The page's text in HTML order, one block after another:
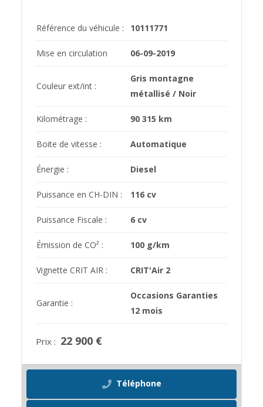
Référence du véhicule : 10111771
Mise en circulation 06-09-2019
Couleur ext/int :
Gris montagne
métallisé / Noir
Kilométrage : 90 315 km
Boite de vitesse : Automatique
Énergie : Diesel
Puissance en CH-DIN : 116 cv
Puissance Fiscale : 6 cv
Émission de CO² : 100 g/km
Vignette CRIT AIR : CRIT'Air 2
Garantie :
Occasions Garanties
12 mois
Prix : 22 900 €
Téléphone